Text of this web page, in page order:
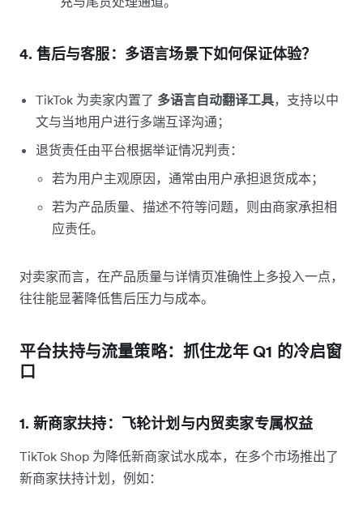
4. 售后与客服：多语言场景下如何保证体验？
TikTok 为卖家内置了 多语言自动翻译工具，支持以中
文与当地用户进行多端互译沟通；
退货责任由平台根据举证情况判责：
若为用户主观原因，通常由用户承担退货成本；
若为产品质量、描述不符等问题，则由商家承担相
应责任。
对卖家而言，在产品质量与详情页准确性上多投入一点，
往往能显著降低售后压力与成本。
平台扶持与流量策略：抓住龙年 Q1 的冷启窗
口
1. 新商家扶持：飞轮计划与内贸卖家专属权益
TikTok Shop 为降低新商家试水成本，在多个市场推出了
新商家扶持计划，例如：